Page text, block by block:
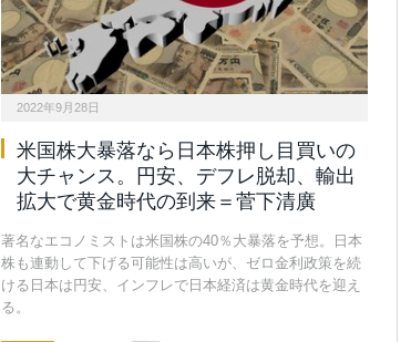
2022年9月28日
米国株大暴落なら日本株押し目買いの
大チャンス。円安、デフレ脱却、輸出
拡大で黄金時代の到来＝菅下清廣
著名なエコノミストは米国株の40％大暴落を予想。日本
株も連動して下げる可能性は高いが、ゼロ金利政策を続
ける日本は円安、インフレで日本経済は黄金時代を迎え
る。